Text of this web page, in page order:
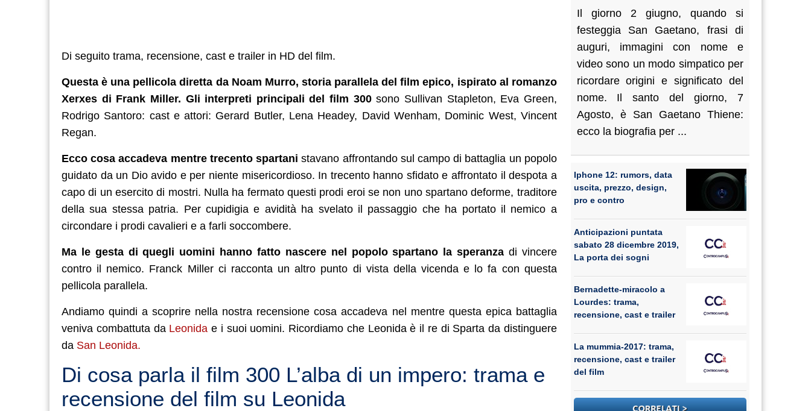
Di seguito trama, recensione, cast e trailer in HD del film.
Questa è una pellicola diretta da Noam Murro, storia parallela del film epico, ispirato al romanzo
Xerxes di Frank Miller. Gli interpreti principali del film 300sono Sullivan Stapleton, Eva Green,
Rodrigo Santoro: cast e attori: Gerard Butler, Lena Headey, David Wenham, Dominic West, Vincent
Regan.
Ecco cosa accadeva mentre trecento spartani stavano affrontando sul campo di battaglia un popolo
guidato da un Dio avido e per niente misericordioso. In trecento hanno sfidato e affrontato il despota a
capo di un esercito di mostri. Nulla ha fermato questi prodi eroi se non uno spartano deforme, traditore
della sua stessa patria. Per cupidigia e avidità ha svelato il passaggio che ha portato il nemico a
circondare i prodi cavalieri e a farli soccombere.
Ma le gesta di quegli uomini hanno fatto nascere nel popolo spartano la speranza di vincere
contro il nemico. Franck Miller ci racconta un altro punto di vista della vicenda e lo fa con questa
pellicola parallela.
Andiamo quindi a scoprire nella nostra recensione cosa accadeva nel mentre questa epica battaglia
veniva combattuta da Leonida e i suoi uomini. Ricordiamo che Leonida è il re di Sparta da distinguere
da San Leonida.
Di cosa parla il film 300 L’alba di un impero: trama e
recensione del film su Leonida
Il giorno 2 giugno, quando si
festeggia San Gaetano, frasi di
auguri, immagini con nome e
video sono un modo simpatico per
ricordare origini e significato del
nome. Il santo del giorno, 7
Agosto, è San Gaetano Thiene:
ecco la biografia per ...
Iphone 12: rumors, data
uscita, prezzo, design,
pro e contro
Anticipazioni puntata
sabato 28 dicembre 2019,
La porta dei sogni
Bernadette-miracolo a
Lourdes: trama,
recensione, cast e trailer
La mummia-2017: trama,
recensione, cast e trailer
del film